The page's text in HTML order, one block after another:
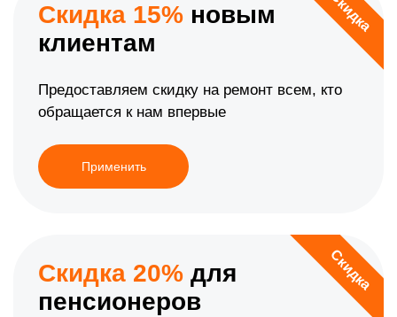
Скидка
Скидка 15% новым
клиентам
Предоставляем скидку на ремонт всем, кто
обращается к нам впервые
Применить
Скидка
Скидка 20% для
пенсионеров